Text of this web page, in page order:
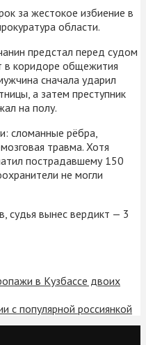
за жестокое избиение в
области.
предстал перед судом
в коридоре общежития
сначала ударил
а затем преступник
на полу.
сломанные рёбра,
травма. Хотя
пострадавшему 150
не могли
судья вынес вердикт — 3
в Кузбассе двоих
с популярной россиянкой